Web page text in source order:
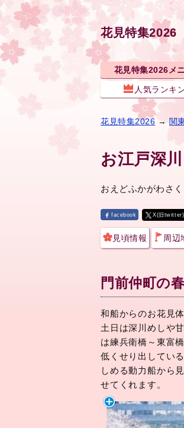
花見特集2026
花見特集2026メ
人気ランキ
花見特集2026 → 関
お江戸深
おえどふかがわさ
facebook X(旧twitter)
見頃情報 周辺
門前仲町の
和船からのお花見
土日は深川めしや
は練兵衛橋～東富
低くせり出してい
しめる動力船から
せてくれます。